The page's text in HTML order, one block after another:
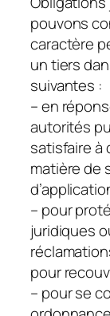
pouvons
caractère
un tiers
suivantes :
– en
autorités
satisfaire à
matière de
– pour
juridiques
pour
– pour se